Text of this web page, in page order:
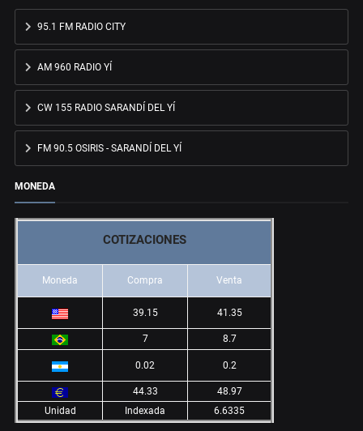
95.1 FM RADIO CITY
AM 960 RADIO YÍ
CW 155 RADIO SARANDÍ DEL YÍ
FM 90.5 OSIRIS - SARANDÍ DEL YÍ
MONEDA
COTIZACIONES
Moneda Compra Venta
39.15 41.35
7 8.7
0.02 0.2
44.33
48.97
Unidad
Indexada 6.6335